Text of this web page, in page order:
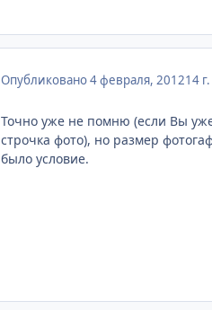
Опубликовано4 февраля, 201214 г.
Точно уже не помню (если Вы
строчка фото), но размер
было условие.